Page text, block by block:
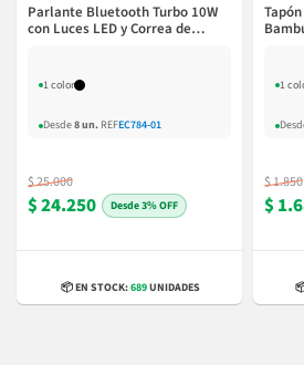
Parlante Bluetooth Turbo 10W
con Luces LED y Correa de
1 color
Desde8 un. REFEC784-01
$ 25.000
$ 24.250 3% OFF
📦 EN STOCK:689UNIDADES
1
$ 1.850
$